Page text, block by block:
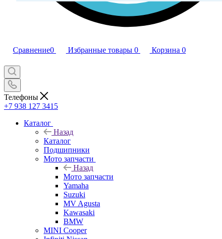
Сравнение0 Избранные товары 0 Корзина 0
Телефоны
+7 938 127 3415
Каталог
Назад
Каталог
Подшипники
Мото запчасти
Назад
Мото запчасти
Yamaha
Suzuki
MV Agusta
Kawasaki
BMW
MINI Cooper